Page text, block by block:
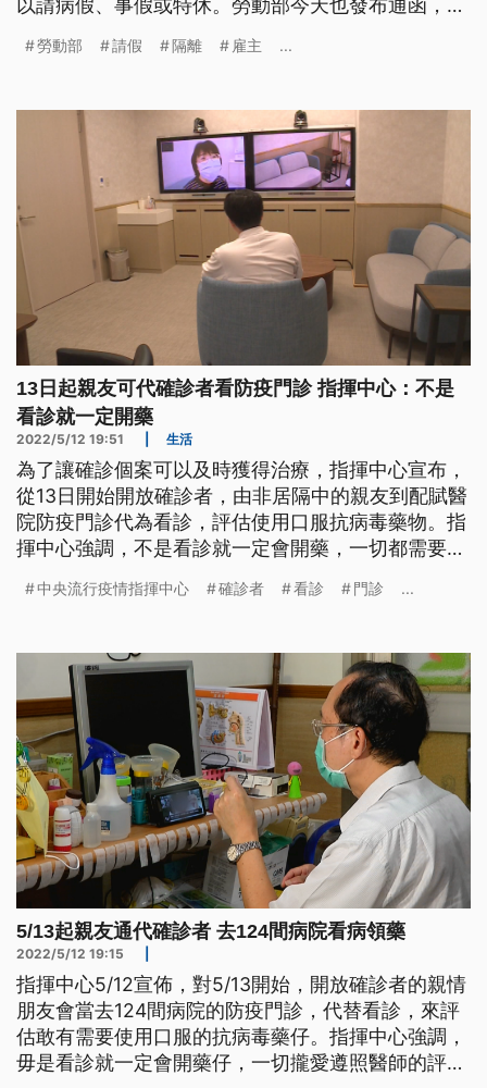
束後30天內，都能補提證明，完成請假程序。
勞動部 請假 隔離 雇主 ...
13日起親友可代確診者看防疫門診 指揮中心：不是
看診就一定開藥
2022/5/12 19:51 生活
為了讓確診個案可以及時獲得治療，指揮中心宣布，
從13日開始開放確診者，由非居隔中的親友到配賦醫
院防疫門診代為看診，評估使用口服抗病毒藥物。指
揮中心強調，不是看診就一定會開藥，一切都需要依
中央流行疫情指揮中心 確診者 看診 門診 ...
5/13起親友通代確診者 去124間病院看病領藥
2022/5/12 19:15
指揮中心5/12宣佈，對5/13開始，開放確診者的親情
朋友會當去124間病院的防疫門診，代替看診，來評
估敢有需要使用口服的抗病毒藥仔。指揮中心強調，
毋是看診就一定會開藥仔，一切攏愛遵照醫師的評